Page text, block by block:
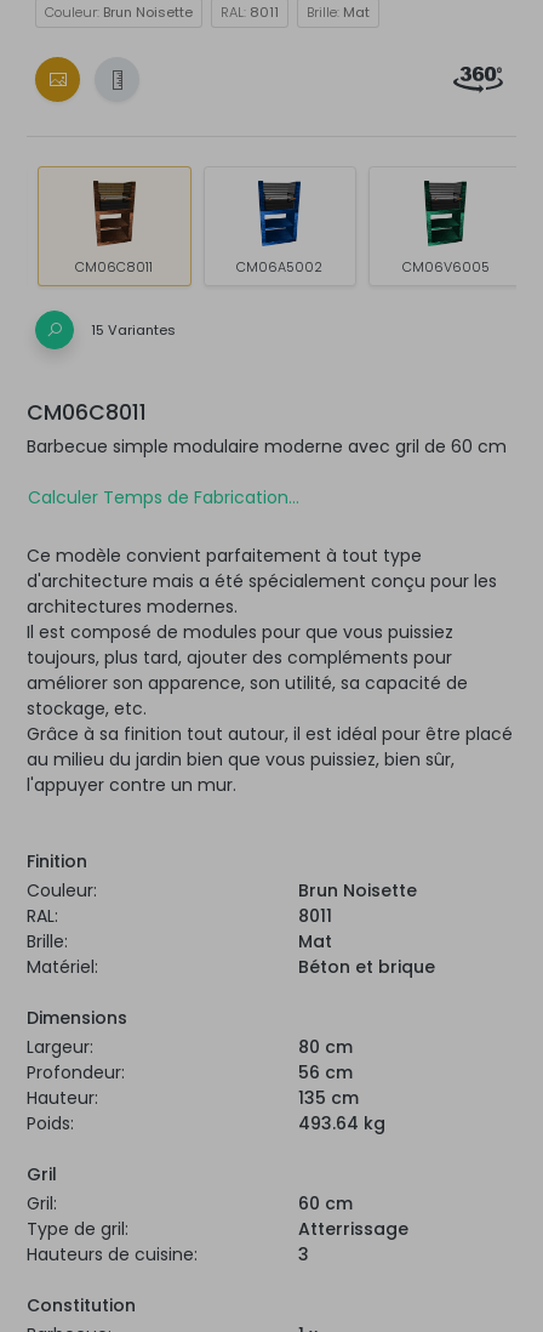
Couleur: Brun Noisette RAL: 8011 Brille: Mat
CM06C8011 CM06A5002 CM06V6005
15 Variantes
CM06C8011
Barbecue simple modulaire moderne avec gril de 60 cm
Calculer Temps de Fabrication...
Ce modèle convient parfaitement à tout type
d'architecture mais a été spécialement conçu pour les
architectures modernes.
Il est composé de modules pour que vous puissiez
toujours, plus tard, ajouter des compléments pour
améliorer son apparence, son utilité, sa capacité de
stockage, etc.
Grâce à sa finition tout autour, il est idéal pour être placé
au milieu du jardin bien que vous puissiez, bien sûr,
l'appuyer contre un mur.
Finition
Couleur:
Brun Noisette
RAL:
8011
Brille:
Mat
Matériel:
Béton et brique
Dimensions
Largeur:
80 cm
Profondeur:
56 cm
Hauteur:
135 cm
Poids:
493.64 kg
Gril
Gril:
60 cm
Type de gril:
Atterrissage
Hauteurs de cuisine:
3
Constitution